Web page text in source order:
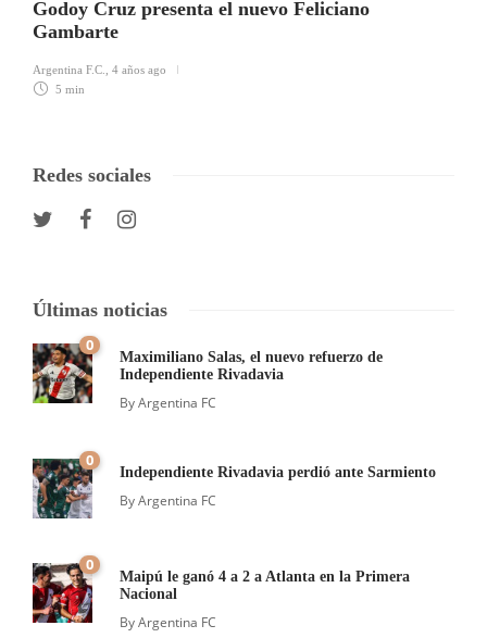
Godoy Cruz presenta el nuevo Feliciano
Gambarte
Argentina F.C.
4 años ago
5 min
Redes sociales
Últimas noticias
0
Maximiliano Salas, el nuevo refuerzo de
Independiente Rivadavia
ByArgentina FC
0
Independiente Rivadavia perdió ante Sarmiento
ByArgentina FC
0
Maipú le ganó 4 a 2 a Atlanta en la Primera
Nacional
ByArgentina FC